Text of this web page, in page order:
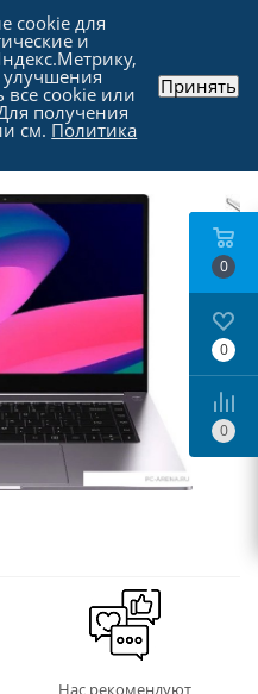
и прочие
-
Нас рекомендуют
0
0
0
cookie для
и
улучшения
cookie или
получения
см. Политика
Принять